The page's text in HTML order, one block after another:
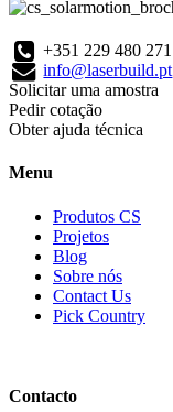
+351 229 480 271
info@laserbuild.pt
Solicitar uma amostra
Pedir cotação
Obter ajuda técnica
Menu
Produtos CS
Projetos
Blog
Sobre nós
Contact Us
Pick Country
Contacto